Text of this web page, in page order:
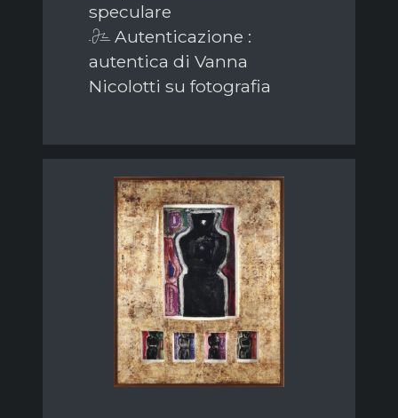
speculare
Autenticazione :
autentica di Vanna
Nicolotti su fotografia